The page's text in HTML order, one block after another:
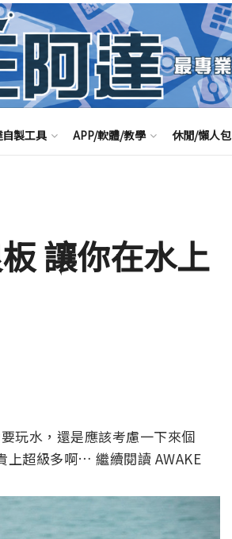
製工具 APP/軟體/教學 休閒/懶人包
讓你在水上
玩水，還是應該考慮一下來個
上超級多啊… 繼續閱讀 AWAKE